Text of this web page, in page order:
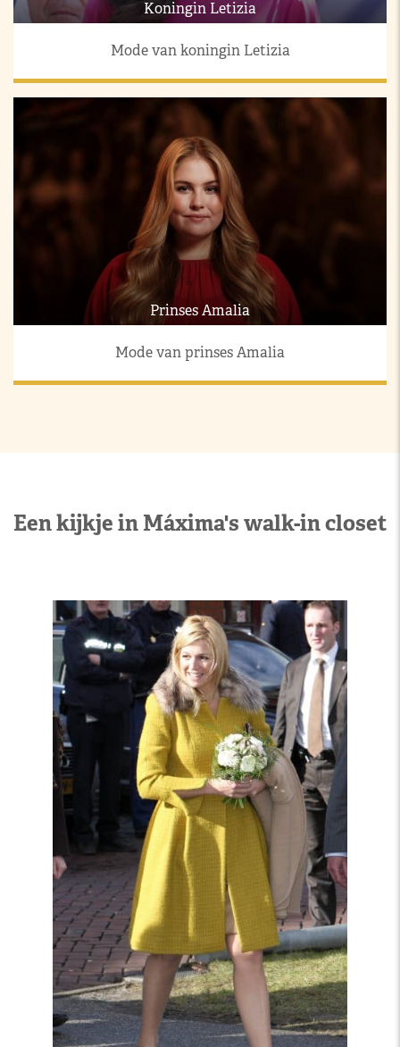
Koningin Letizia
Mode van koningin Letizia
Prinses Amalia
Mode van prinses Amalia
Een kijkje in Máxima's walk-in closet